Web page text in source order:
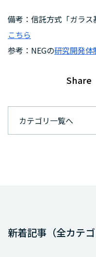
備考：信託方式「ガラ
こちら
参考：NEGの研究開発体
Share
カテゴリ一覧へ
新着記事（全カテゴ